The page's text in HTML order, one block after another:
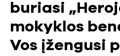
buriasi
mokyklos
Vos įžengusi